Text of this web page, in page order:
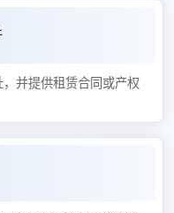
并提供租赁合同或产权